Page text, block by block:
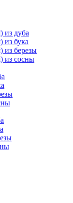
из дуба
из бука
из березы
из сосны